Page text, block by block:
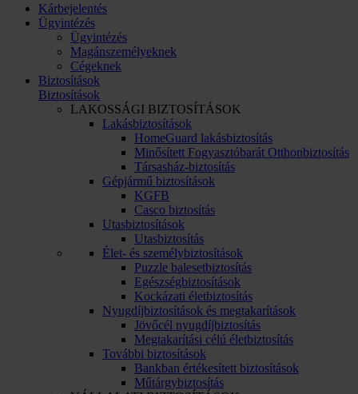
Kárbejelentés
Ügyintézés
Ügyintézés
Magánszemélyeknek
Cégeknek
Biztosítások
Biztosítások
LAKOSSÁGI BIZTOSÍTÁSOK
Lakásbiztosítások
HomeGuard lakásbiztosítás
Minősített Fogyasztóbarát Otthonbiztosítás
Társasház-biztosítás
Gépjármű biztosítások
KGFB
Casco biztosítás
Utasbiztosítások
Utasbiztosítás
Élet- és személybiztosítások
Puzzle balesetbiztosítás
Egészségbiztosítások
Kockázati életbiztosítás
Nyugdíjbiztosítások és megtakarítások
Jövőcél nyugdíjbiztosítás
Megtakarítási célú életbiztosítás
További biztosítások
Bankban értékesített biztosítások
Műtárgybiztosítás